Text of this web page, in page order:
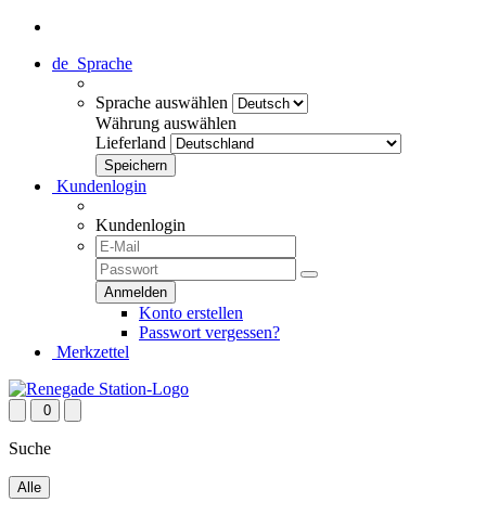
de Sprache
Sprache auswählen
Währung auswählen
Lieferland
Kundenlogin
Kundenlogin
Konto erstellen
Passwort vergessen?
Merkzettel
0
Suche
Alle